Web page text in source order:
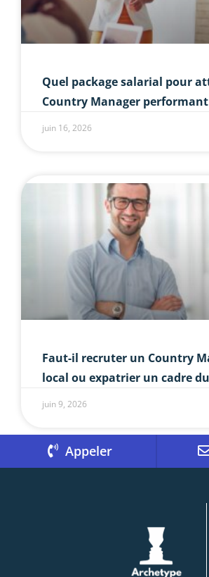
Quel package salarial pour
Country Manager performant
juin 16, 2026
Faut-il recruter un Country
local ou expatrier un cadre
juin 9, 2026
Appeler